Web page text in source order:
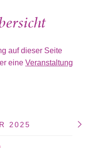
auf dieser Seite
eine Veranstaltung
2025